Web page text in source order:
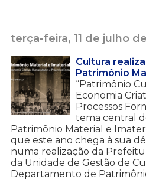
terça-feira, 11 de julho
Cultura
Patrimônio
“Patrimônio
Economia
Processos
tema central
Patrimônio Material e
que este ano chega à sua
numa realização da
da Unidade de Gestão de
Departamento de